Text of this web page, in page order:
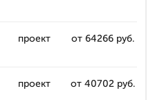
проект от 64266 руб.
проект от 40702 руб.